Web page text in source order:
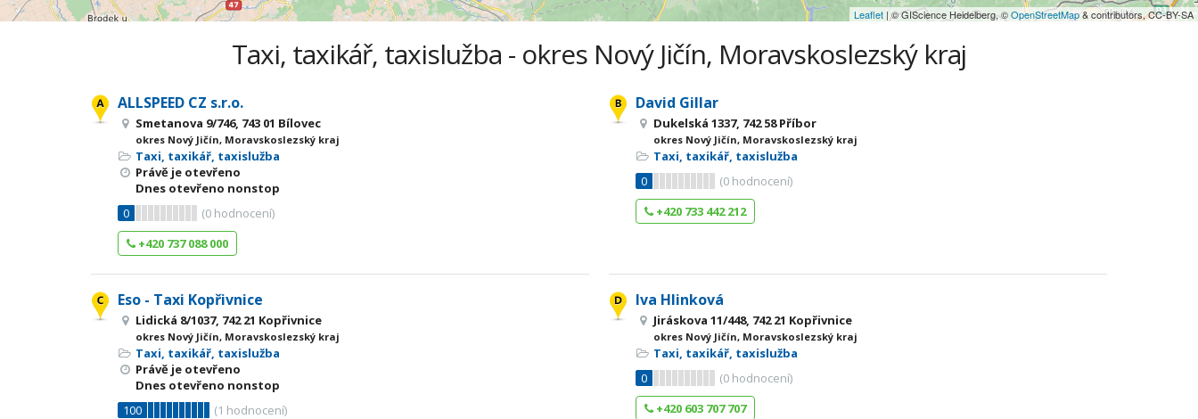
Leaflet | © GIScience Heidelberg, ©OpenStreetMap& contributors, CC-BY-SA
Taxi, taxikář, taxislužba - okres Nový Jičín, Moravskoslezský kraj
ALLSPEED CZ s.r.o.
Smetanova 9/746, 743 01 Bílovec
okres Nový Jičín, Moravskoslezský kraj
Taxi, taxikář, taxislužba
Právě je otevřeno
Dnes otevřeno nonstop
0
(0 hodnocení)
+420 737 088 000
David Gillar
Dukelská 1337, 742 58 Příbor
okres Nový Jičín, Moravskoslezský kraj
Taxi, taxikář, taxislužba
0
(0 hodnocení)
+420 733 442 212
Eso - Taxi Kopřivnice
Lidická 8/1037, 742 21 Kopřivnice
okres Nový Jičín, Moravskoslezský kraj
Taxi, taxikář, taxislužba
Právě je otevřeno
Dnes otevřeno nonstop
100
(1 hodnocení)
Iva Hlinková
Jiráskova 11/448, 742 21 Kopřivnice
okres Nový Jičín, Moravskoslezský kraj
Taxi, taxikář, taxislužba
0
(0 hodnocení)
+420 603 707 707